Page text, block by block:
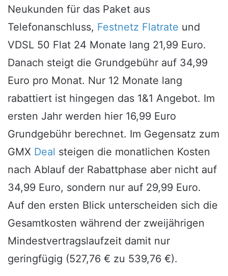
Neukunden für das Paket aus
Telefonanschluss, Festnetz Flatrate und
VDSL 50 Flat 24 Monate lang 21,99 Euro.
Danach steigt die Grundgebühr auf 34,99
Euro pro Monat. Nur 12 Monate lang
rabattiert ist hingegen das 1&1 Angebot. Im
ersten Jahr werden hier 16,99 Euro
Grundgebühr berechnet. Im Gegensatz zum
GMX Deal steigen die monatlichen Kosten
nach Ablauf der Rabattphase aber nicht auf
34,99 Euro, sondern nur auf 29,99 Euro.
Auf den ersten Blick unterscheiden sich die
Gesamtkosten während der zweijährigen
Mindestvertragslaufzeit damit nur
geringfügig (527,76 € zu 539,76 €).